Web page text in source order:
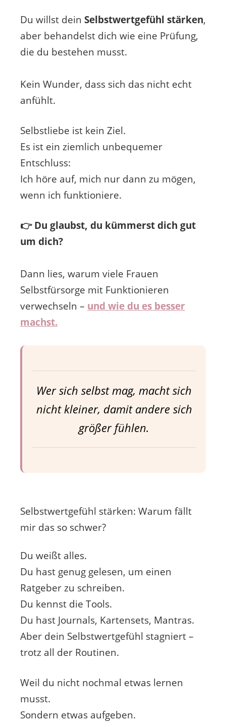
Du willst dein Selbstwertgefühl stärken,
aber behandelst dich wie eine Prüfung,
die du bestehen musst.
Kein Wunder, dass sich das nicht echt
anfühlt.
Selbstliebe ist kein Ziel.
Es ist ein ziemlich unbequemer
Entschluss:
Ich höre auf, mich nur dann zu mögen,
wenn ich funktioniere.
👉 Du glaubst, du kümmerst dich gut
um dich?
Dann lies, warum viele Frauen
Selbstfürsorge mit Funktionieren
verwechseln – und wie du es besser
machst.
Wer sich selbst mag, macht sich
nicht kleiner, damit andere sich
größer fühlen.
Selbstwertgefühl stärken: Warum fällt
mir das so schwer?
Du weißt alles.
Du hast genug gelesen, um einen
Ratgeber zu schreiben.
Du kennst die Tools.
Du hast Journals, Kartensets, Mantras.
Aber dein Selbstwertgefühl stagniert –
trotz all der Routinen.
Weil du nicht nochmal etwas lernen
musst.
Sondern etwas aufgeben.